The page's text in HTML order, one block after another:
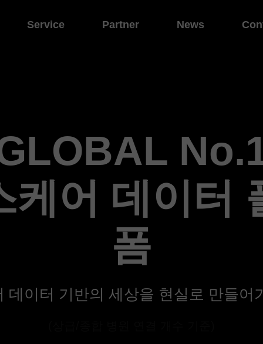
Service Partner News
케어 데이터
폼
데이터 기반의 세상을 현실로 만들어